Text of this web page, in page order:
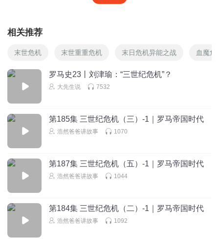
相关推荐
末世危机 末世重重危机 末日危机异能之战 血魔危
罗马史23丨刘津瑜：“三世纪危机”？
大先生说 7532
第185集 三世纪危机（三）-1｜罗马帝国时代
浩然爸爸讲故事 1070
第187集 三世纪危机（五）-1｜罗马帝国时代
浩然爸爸讲故事 1044
第184集 三世纪危机（二）-1｜罗马帝国时代
浩然爸爸讲故事 1092